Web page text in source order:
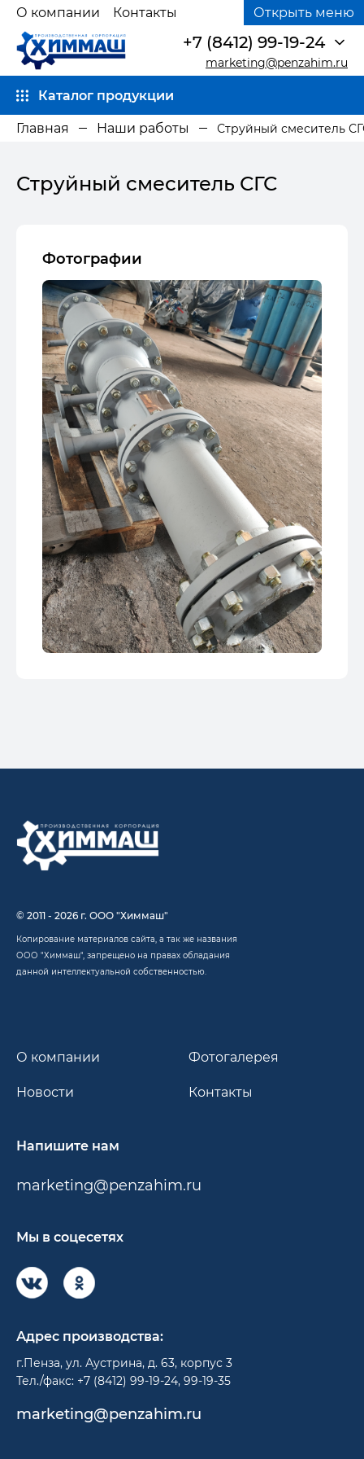
О компании Контакты Открыть меню
Каталог продукции
marketing@penzahim.ru
+7 (8412) 99-19-24
Главная Наши работы Струйный смеситель
Струйный смеситель СГС
Фотографии
© 2011 - 2026 г. ООО "Химмаш"
Копирование материалов сайта, а так же названия
ООО "Химмаш", запрещено на правах обладания
данной интеллектуальной собственностью.
О компании
Новости
Фотогалерея
Контакты
Напишите нам
marketing@penzahim.ru
Мы в соцесетях
Адрес производства:
г.Пенза, ул. Аустрина, д. 63, корпус 3
Тел./факс: +7 (8412) 99-19-24, 99-19-35
marketing@penzahim.ru